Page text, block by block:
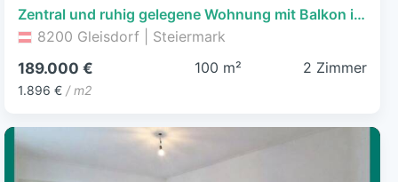
Zentral und ruhig gelegene Wohnung mit Balkon in Gleisdorf
8200 Gleisdorf | Steiermark
189.000 €
1.896 € / m2
100 m² 2 Zimmer